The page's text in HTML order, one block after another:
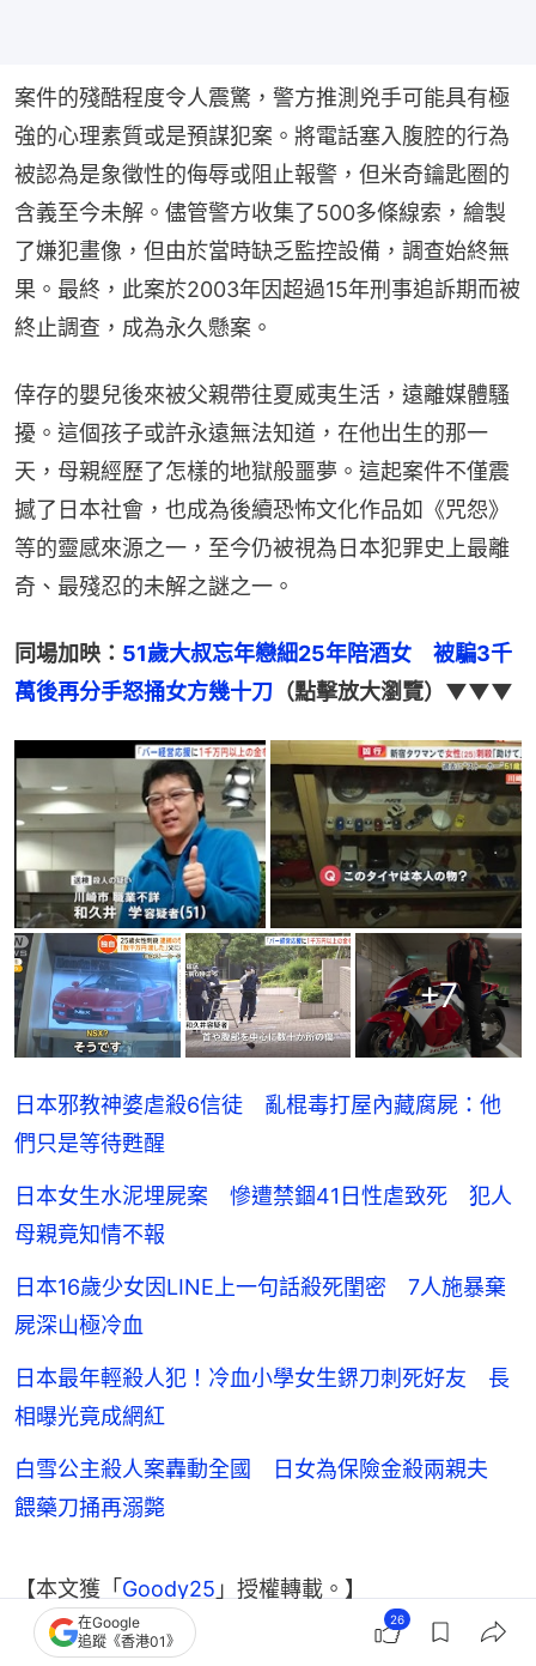
案件的殘酷程度令人震驚，警方推測兇手可能具有極
強的心理素質或是預謀犯案。將電話塞入腹腔的行為
被認為是象徵性的侮辱或阻止報警，但米奇鑰匙圈的
含義至今未解。儘管警方收集了500多條線索，繪製
了嫌犯畫像，但由於當時缺乏監控設備，調查始終無
果。最終，此案於2003年因超過15年刑事追訴期而被
終止調查，成為永久懸案。
倖存的嬰兒後來被父親帶往夏威夷生活，遠離媒體騷
擾。這個孩子或許永遠無法知道，在他出生的那一
天，母親經歷了怎樣的地獄般噩夢。這起案件不僅震
撼了日本社會，也成為後續恐怖文化作品如《咒怨》
等的靈感來源之一，至今仍被視為日本犯罪史上最離
奇、最殘忍的未解之謎之一。
同場加映： 51歲大叔忘年戀細25年陪酒女　被騙3千
萬後再分手怒捅女方幾十刀 （點擊放大瀏覽）▼▼▼
+7
日本邪教神婆虐殺6信徒 亂棍毒打屋內藏腐屍：他
們只是等待甦醒
日本女生水泥埋屍案 慘遭禁錮41日性虐致死 犯人
母親竟知情不報
日本16歲少女因LINE上一句話殺死閨密 7人施暴棄
屍深山極冷血
日本最年輕殺人犯！冷血小學女生鎅刀刺死好友 長
相曝光竟成網紅
白雪公主殺人案轟動全國 日女為保險金殺兩親夫
餵藥刀捅再溺斃
【本文獲「 Goody25 」授權轉載。】
在Google
追蹤《香港01》
26